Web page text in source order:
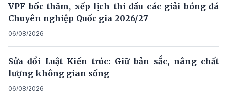
VPF bốc thăm, xếp lịch thi đấu các giải bóng đá
Chuyên nghiệp Quốc gia 2026/27
06/08/2026
Sửa đổi Luật Kiến trúc: Giữ bản sắc, nâng chất
lượng không gian sống
06/08/2026